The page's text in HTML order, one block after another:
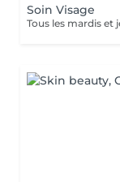
Soin Visage
Tous les mardis et